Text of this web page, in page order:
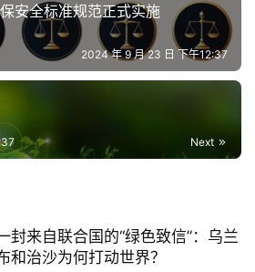
安全标准规范正式实施
2024 年 9 月 23 日 下午12:37
Next
封来自联合国的“绿色致信”：乌兰
和治沙为何打动世界？